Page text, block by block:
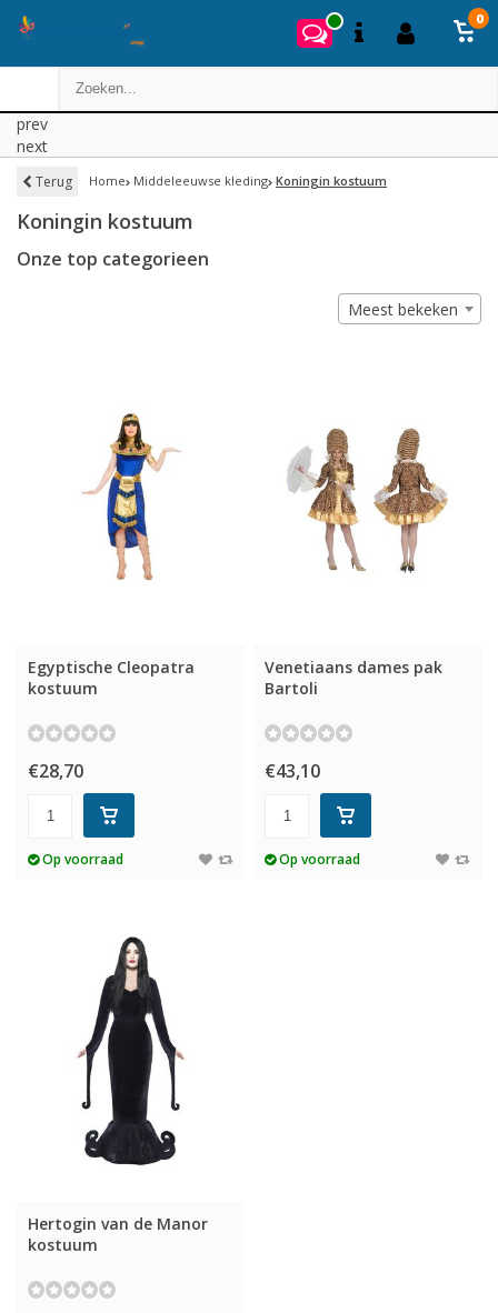
0
prev
next
Terug Home Middeleeuwse kleding Koningin kostuum
Koningin kostuum
Onze top categorieen
Meest bekeken
Egyptische Cleopatra
kostuum
€28,70
Op voorraad
Venetiaans dames pak
Bartoli
€43,10
Op voorraad
Hertogin van de Manor
kostuum